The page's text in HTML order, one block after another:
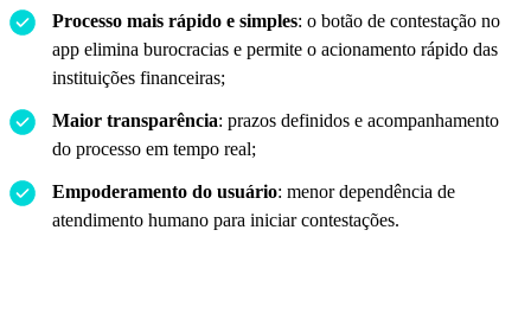
Processo mais rápido e simples: o botão de contestação no
app elimina burocracias e permite o acionamento rápido das
instituições financeiras;
Maior transparência: prazos definidos e acompanhamento
do processo em tempo real;
Empoderamento do usuário: menor dependência de
atendimento humano para iniciar contestações.